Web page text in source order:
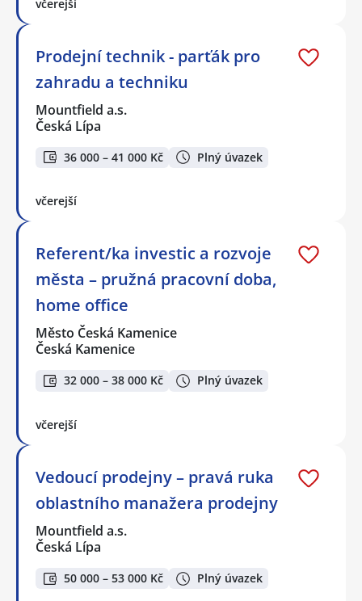
včerejší
Prodejní technik - parťák pro
zahradu a techniku
Mountfield a.s.
Česká Lípa
36 000 – 41 000 Kč Plný úvazek
včerejší
Referent/ka investic a rozvoje
města – pružná pracovní doba,
home office
Město Česká Kamenice
Česká Kamenice
32 000 – 38 000 Kč Plný úvazek
včerejší
Vedoucí prodejny – pravá ruka
oblastního manažera prodejny
Mountfield a.s.
Česká Lípa
50 000 – 53 000 Kč Plný úvazek